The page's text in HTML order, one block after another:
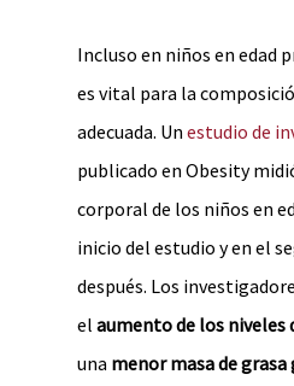
Incluso en niños en edad
es vital para la
adecuada. Un estudio de
publicado en Obesity
corporal de los niños en
inicio del estudio y en el
después. Los
el aumento de los niveles
una menor masa de grasa